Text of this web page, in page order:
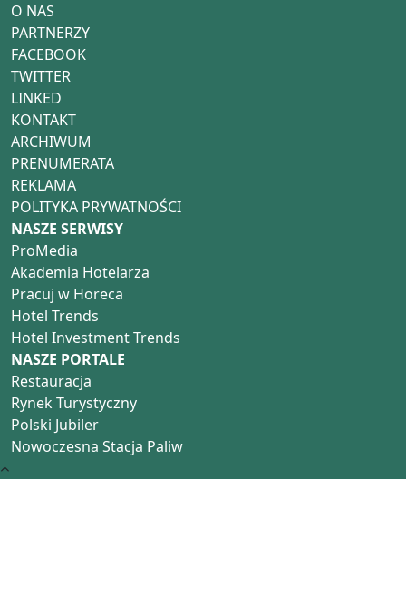
O NAS
PARTNERZY
FACEBOOK
TWITTER
LINKED
KONTAKT
ARCHIWUM
PRENUMERATA
REKLAMA
POLITYKA PRYWATNOŚCI
NASZE SERWISY
ProMedia
Akademia Hotelarza
Pracuj w Horeca
Hotel Trends
Hotel Investment Trends
NASZE PORTALE
Restauracja
Rynek Turystyczny
Polski Jubiler
Nowoczesna Stacja Paliw